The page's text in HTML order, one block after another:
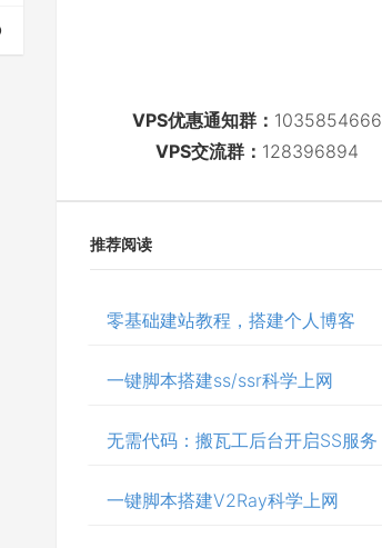
VPS优惠通知群： 1035854666
VPS交流群： 128396894
推荐阅读
零基础建站教程，搭建个人博客
一键脚本搭建ss/ssr科学上网
无需代码：搬瓦工后台开启SS服务
一键脚本搭建V2Ray科学上网